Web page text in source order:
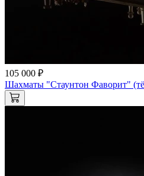
105 000 ₽
Шахматы "Стаунтон Фаворит"